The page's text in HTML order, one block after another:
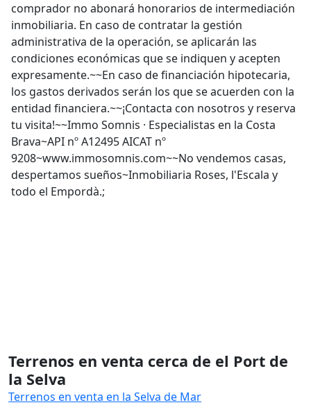
comprador no abonará honorarios de intermediación
inmobiliaria. En caso de contratar la gestión
administrativa de la operación, se aplicarán las
condiciones económicas que se indiquen y acepten
expresamente.~~En caso de financiación hipotecaria,
los gastos derivados serán los que se acuerden con la
entidad financiera.~~¡Contacta con nosotros y reserva
tu visita!~~Immo Somnis · Especialistas en la Costa
Brava~API nº A12495 AICAT nº
9208~www.immosomnis.com~~No vendemos casas,
despertamos sueños~Inmobiliaria Roses, l'Escala y
todo el Empordà.;
Terrenos en venta cerca de el Port de
la Selva
Terrenos en venta en la Selva de Mar